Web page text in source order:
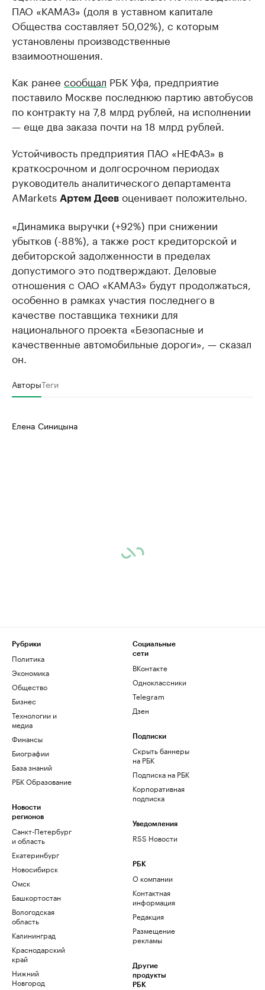
ПАО «КАМАЗ» (доля в уставном капитале
Общества составляет 50,02%), с которым
установлены производственные
взаимоотношения.
Как ранее сообщал РБК Уфа, предприятие
поставило Москве последнюю партию автобусов
по контракту на 7,8 млрд рублей, на исполнении
— еще два заказа почти на 18 млрд рублей.
Устойчивость предприятия ПАО «НЕФАЗ» в
краткосрочном и долгосрочном периодах
руководитель аналитического департамента
AMarkets Артем Деев оценивает положительно.
«Динамика выручки (+92%) при снижении
убытков (-88%), а также рост кредиторской и
дебиторской задолженности в пределах
допустимого это подтверждают. Деловые
отношения с ОАО «КАМАЗ» будут продолжаться,
особенно в рамках участия последнего в
качестве поставщика техники для
национального проекта «Безопасные и
качественные автомобильные дороги», — сказал
он.
АвторыТеги
Елена Синицына
Рубрики
Политика
Экономика
Общество
Бизнес
Технологии и
медиа
Финансы
Биографии
База знаний
РБК Образование
Новости
регионов
Санкт-Петербург
и область
Екатеринбург
Новосибирск
Омск
Башкортостан
Вологодская
область
Калининград
Краснодарский
край
Нижний
Новгород
Социальные
сети
ВКонтакте
Одноклассники
Telegram
Дзен
Подписки
Скрыть баннеры
на РБК
Подписка на РБК
Корпоративная
подписка
Уведомления
RSS Новости
РБК
О компании
Контактная
информация
Редакция
Размещение
рекламы
Другие
продукты
РБК